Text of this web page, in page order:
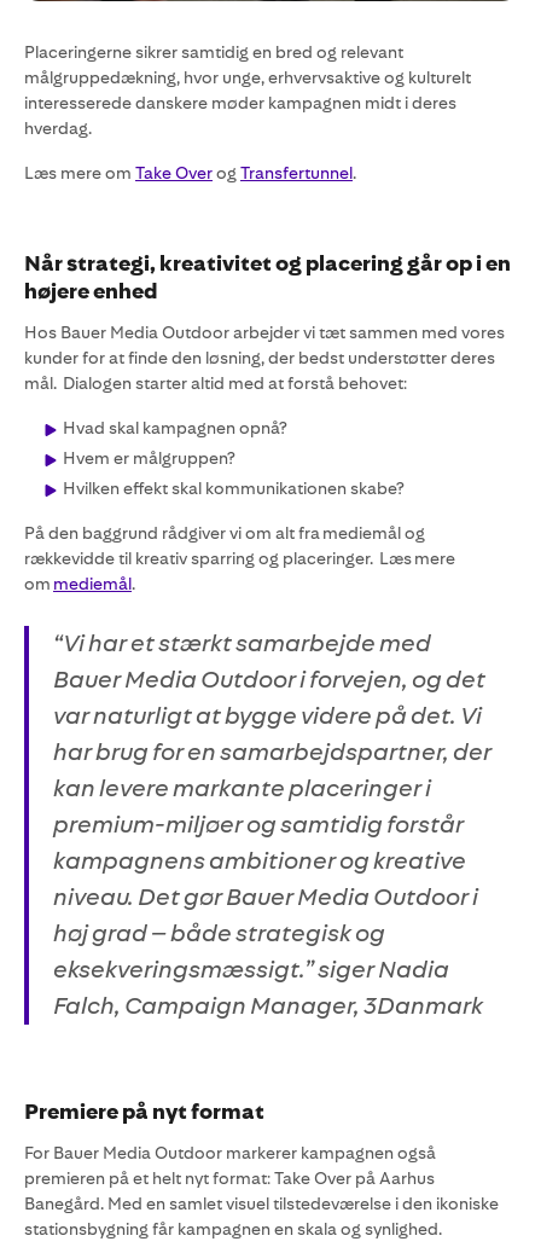
Placeringerne sikrer samtidig en bred og relevant
målgruppedækning, hvor unge, erhvervsaktive og kulturelt
interesserede danskere møder kampagnen midt i deres
hverdag.
Læs mere om Take Overog Transfertunnel.
Når strategi, kreativitet og placering går op i en
højere enhed
Hos Bauer Media Outdoor arbejder vi tæt sammen med vores
kunder for at finde den løsning, der bedst understøtter deres
mål. Dialogen starter altid med at forstå behovet:
Hvad skal kampagnen opnå?
Hvem er målgruppen?
Hvilken effekt skal kommunikationen skabe?
På den baggrund rådgiver vi om alt fra mediemål og
rækkevidde til kreativ sparring og placeringer. Læs mere
om mediemål.
“Vi har et stærkt samarbejde med
Bauer Media Outdoor i forvejen, og det
var naturligt at bygge videre på det. Vi
har brug for en samarbejdspartner, der
kan levere markante placeringer i
premium-miljøer og samtidig forstår
kampagnens ambitioner og kreative
niveau. Det gør Bauer Media Outdoor i
høj grad – både strategisk og
eksekveringsmæssigt.” siger Nadia
Falch, Campaign Manager, 3Danmark
Premiere på nyt format
For Bauer Media Outdoor markerer kampagnen også
premieren på et helt nyt format: Take Over på Aarhus
Banegård. Med en samlet visuel tilstedeværelse i den ikoniske
stationsbygning får kampagnen en skala og synlighed.